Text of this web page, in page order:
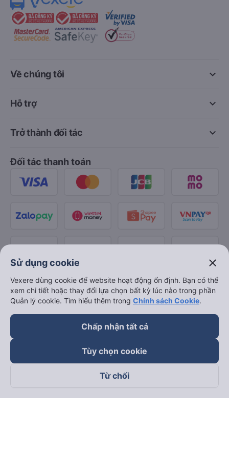
keyboard_arrow_down
Về chúng tôi
keyboard_arrow_down
Hỗ trợ
keyboard_arrow_down
Trở thành đối tác
Đối tác thanh toán
Theo dõi chúng tôi trên
Sử dụng cookie close
Vexere dùng cookie để website hoạt động ổn định. Bạn có thể
xem chi tiết hoặc thay đổi lựa chọn bất kỳ lúc nào trong phần
Quản lý cookie. Tìm hiểu thêm trong Chính sách Cookie.
Chấp nhận tất cả
Tùy chọn cookie
Từ chối